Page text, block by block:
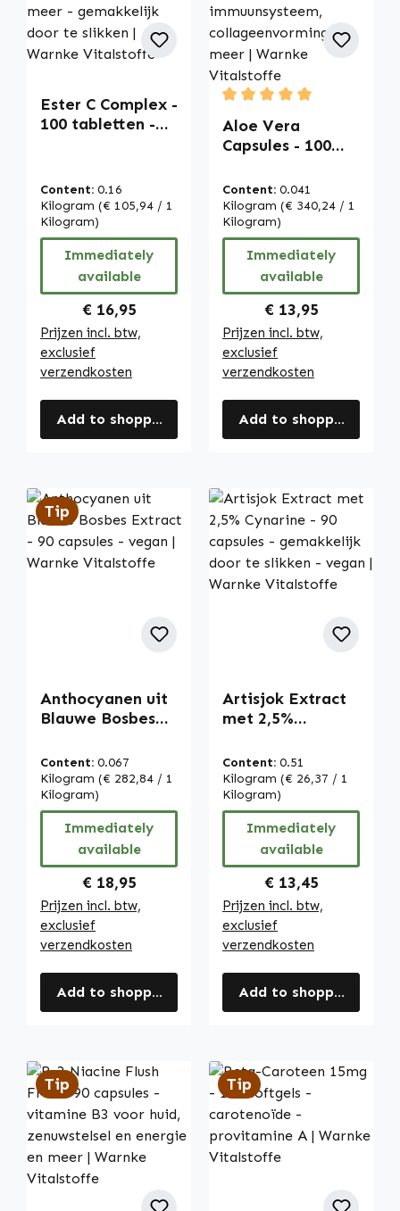
Ester C Complex -
100 tabletten -
immuunsysteem,
collageenvormin
g en meer -
gemakkelijk door
te slikken |
Warnke
Vitalstoffe
Content: 0.16
Kilogram (€ 105,94 / 1
Kilogram)
Immediately
available
Regular price:
€ 16,95
Prijzen incl. btw,
exclusief
verzendkosten
Add to shopping cart
Average rating of 5 out
Aloe Vera
Capsules - 100
gemakkelijk te
slikken - extract
200:1 - met
vitamine C - voor
immuunsysteem,
collageenvormin
g en meer |
Vitalstoffe
Content: 0.041
Kilogram (€ 340,24 / 1
Kilogram)
Immediately
available
Regular price:
€ 13,95
Prijzen incl. btw,
exclusief
verzendkosten
Add to shopping cart
Tip
Anthocyanen uit
Blauwe Bosbes
capsules - vegan |
Warnke
Vitalstoffe
Content: 0.067
Kilogram (€ 282,84 / 1
Kilogram)
Immediately
available
Regular price:
€ 18,95
Prijzen incl. btw,
exclusief
verzendkosten
Add to shopping cart
Artisjok Extract
met 2,5%
capsules -
gemakkelijk door
te slikken - vegan
| Warnke
Vitalstoffe
Content: 0.51
Kilogram (€ 26,37 / 1
Kilogram)
Immediately
available
Regular price:
€ 13,45
Prijzen incl. btw,
exclusief
verzendkosten
Add to shopping cart
Tip Tip